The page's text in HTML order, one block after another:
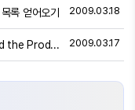
록 얻어오기 2009.03.18
MSI파일의 ProductCode 얻기 - How to find the ProductCode .MSI for uninstall 2009.03.17